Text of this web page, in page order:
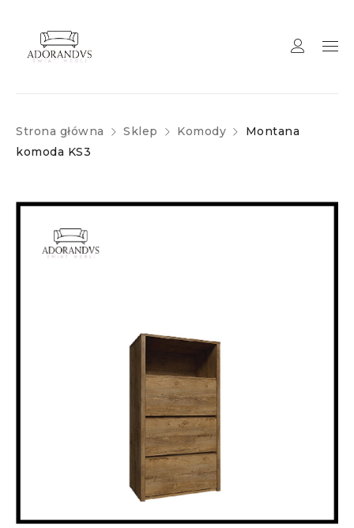
Strona główna Sklep Komody
Montana
komoda KS3